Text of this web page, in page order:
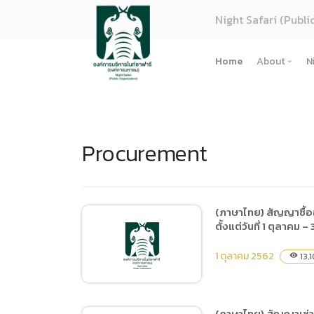
Night Safari
Home About
(ภาษาไ
การจัดซื้
Procurement
(ภาษาไทย) สัญญาซื้อ
ตั้งแต่วันที่ 1 ตุลาคม –
1 ตุลาคม 2562 visibility